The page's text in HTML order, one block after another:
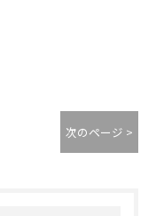
次のページ >